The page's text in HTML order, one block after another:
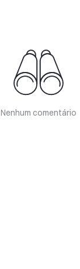
Nenhum comentário